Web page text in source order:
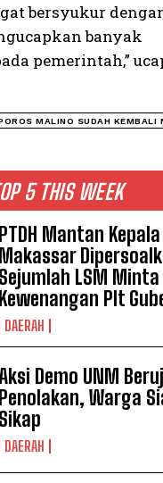
I WANT IN
thePrivacy Policy.
Hadir Dari 12
Dampingi 8 SKPD di
5 THIS WEEK
PTDH Mantan
Makassar
Sejumlah LSM Minta
Kewenangan Plt
DAERAH
Aksi Demo UNM
Penolakan, Warga
Sikap
DAERAH
bersyukur
banyak
pemerintah,”
MALINO SUDAH KEMBALI